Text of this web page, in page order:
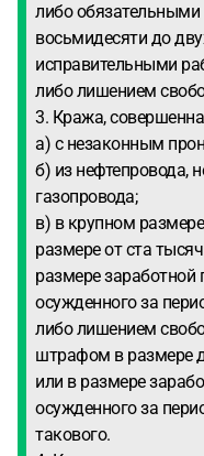
либо обязательными
восьмидесяти до
исправительными
либо лишением
3. Кража,
а) с незаконным
б) из нефтепровода,
газопровода;
в) в крупном
размере от ста
размере заработной
осужденного за
либо лишением
штрафом в размере
или в размере
осужденного за
такового.